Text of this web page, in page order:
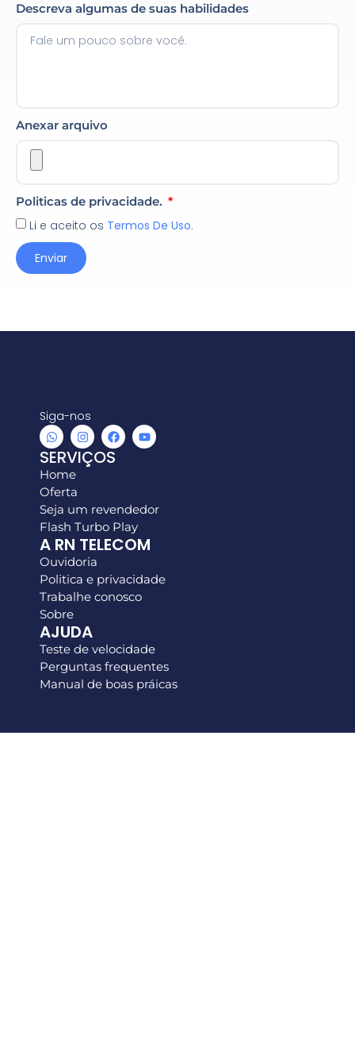
Descreva algumas de suas habilidades
Anexar arquivo
Politicas de privacidade.
Li e aceito os Termos De Uso.
Enviar
Siga-nos
SERVIÇOS
Home
Oferta
Seja um revendedor
Flash Turbo Play
A RN TELECOM
Ouvidoria
Politica e privacidade
Trabalhe conosco
Sobre
AJUDA
Teste de velocidade
Perguntas frequentes
Manual de boas práicas